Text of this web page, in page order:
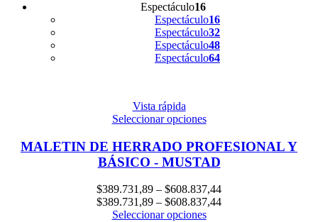
Espectáculo16
Espectáculo16
Espectáculo32
Espectáculo48
Espectáculo64
Vista rápida
Seleccionar opciones
MALETIN DE HERRADO PROFESIONAL Y
BÁSICO - MUSTAD
$389.731,89 – $608.837,44
$389.731,89 – $608.837,44
Seleccionar opciones